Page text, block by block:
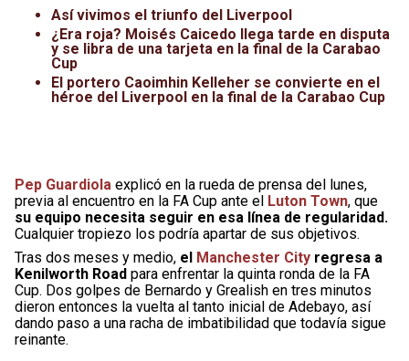
Así vivimos el triunfo del Liverpool
¿Era roja? Moisés Caicedo llega tarde en disputa
y se libra de una tarjeta en la final de la Carabao
Cup
El portero Caoimhin Kelleher se convierte en el
héroe del Liverpool en la final de la Carabao Cup
Pep Guardiola explicó en la rueda de prensa del lunes,
previa al encuentro en la FA Cup ante el Luton Town, que
su equipo necesita seguir en esa línea de regularidad.
Cualquier tropiezo los podría apartar de sus objetivos.
Tras dos meses y medio, el Manchester City regresa a
Kenilworth Road para enfrentar la quinta ronda de la FA
Cup. Dos golpes de Bernardo y Grealish en tres minutos
dieron entonces la vuelta al tanto inicial de Adebayo, así
dando paso a una racha de imbatibilidad que todavía sigue
reinante.